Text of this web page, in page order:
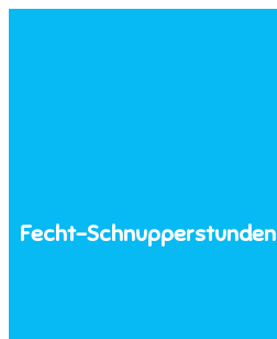
Fecht-Schnupperstunden